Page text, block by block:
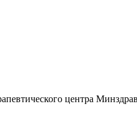
центра